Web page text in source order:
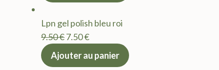
9.50 €.7.50 €.
Lpn gel polish bleu roi
9.50€Le
prix
7.50€Le
actuel
Ajouter au panier